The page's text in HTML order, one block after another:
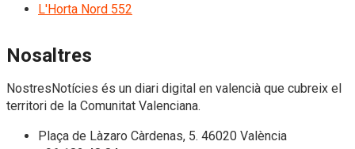
L'Horta Nord 552
Nosaltres
NostresNotícies és un diari digital en valencià que cubreix el
territori de la Comunitat Valenciana.
Plaça de Làzaro Càrdenas, 5. 46020 València